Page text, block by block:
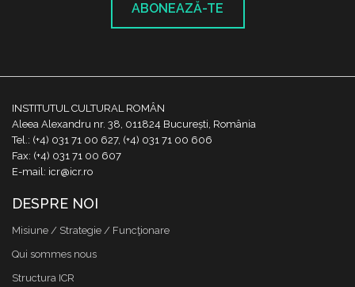
ABONEAZĂ-TE
INSTITUTUL CULTURAL ROMÂN
Aleea Alexandru nr. 38, 011824 București, România
Tel.: (+4) 031 71 00 627, (+4) 031 71 00 606
Fax: (+4) 031 71 00 607
E-mail: icr@icr.ro
DESPRE NOI
Misiune / Strategie / Funcţionare
Qui sommes nous
Structura ICR